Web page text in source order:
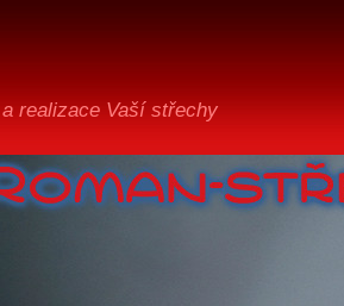
realizace Vaší střechy